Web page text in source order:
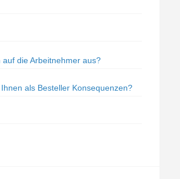
die Arbeitnehmer aus?
als Besteller Konsequenzen?